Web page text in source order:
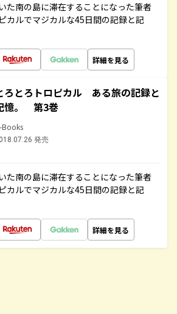
た南の島に滞在することになった筆者
カルでマジカルな45日間の記録と記
詳細を見る
ろとろトロピカル ある旅の記録と
憶。 第3巻
Books
発売
た南の島に滞在することになった筆者
カルでマジカルな45日間の記録と記
詳細を見る